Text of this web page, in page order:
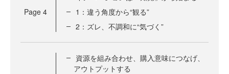
Page 4
1：違う角度から“観る”
2：ズレ、不調和に“気づく”
資源を組み合わせ、購入意味につなげ、
アウトプットする